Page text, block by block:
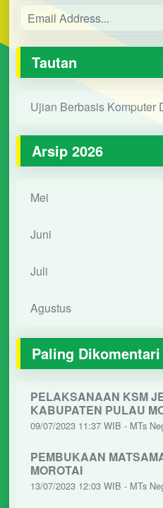
Tautan
Ujian Berbasis Komputer
Arsip 2026
Mei
Juni
Juli
Agustus
Paling Dikomentari
PELAKSANAAN KSM
KABUPATEN PULAU
09/07/2023 11:37 WIB - MTs
PEMBUKAAN
MOROTAI
13/07/2023 12:03 WIB - MTs